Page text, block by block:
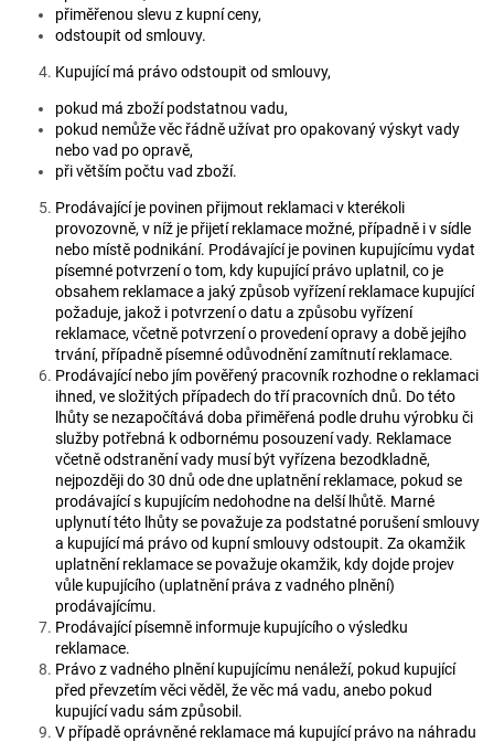
přiměřenou slevu z kupní ceny,
odstoupit od smlouvy.
Kupující má právo odstoupit od smlouvy,
pokud má zboží podstatnou vadu,
pokud nemůže věc řádně užívat pro opakovaný výskyt vady
nebo vad po opravě,
při větším počtu vad zboží.
Prodávající je povinen přijmout reklamaci v kterékoli
provozovně, v níž je přijetí reklamace možné, případně i v sídle
nebo místě podnikání. Prodávající je povinen kupujícímu vydat
písemné potvrzení o tom, kdy kupující právo uplatnil, co je
obsahem reklamace a jaký způsob vyřízení reklamace kupující
požaduje, jakož i potvrzení o datu a způsobu vyřízení
reklamace, včetně potvrzení o provedení opravy a době jejího
trvání, případně písemné odůvodnění zamítnutí reklamace.
Prodávající nebo jím pověřený pracovník rozhodne o reklamaci
ihned, ve složitých případech do tří pracovních dnů. Do této
lhůty se nezapočítává doba přiměřená podle druhu výrobku či
služby potřebná k odbornému posouzení vady. Reklamace
včetně odstranění vady musí být vyřízena bezodkladně,
nejpozději do 30 dnů ode dne uplatnění reklamace, pokud se
prodávající s kupujícím nedohodne na delší lhůtě. Marné
uplynutí této lhůty se považuje za podstatné porušení smlouvy
a kupující má právo od kupní smlouvy odstoupit. Za okamžik
uplatnění reklamace se považuje okamžik, kdy dojde projev
vůle kupujícího (uplatnění práva z vadného plnění)
prodávajícímu.
Prodávající písemně informuje kupujícího o výsledku
reklamace.
Právo z vadného plnění kupujícímu nenáleží, pokud kupující
před převzetím věci věděl, že věc má vadu, anebo pokud
kupující vadu sám způsobil.
V případě oprávněné reklamace má kupující právo na náhradu